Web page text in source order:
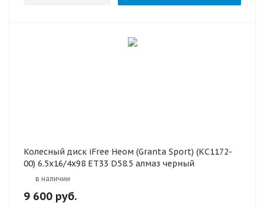
Колесный диск iFree Неом (Granta Sport) (КС1172-
00) 6.5х16/4х98 ЕТ33 D58.5 алмаз черный
в наличии
9 600 руб.